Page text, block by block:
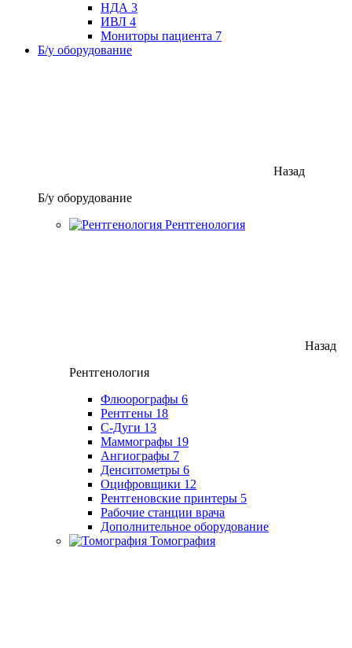
НДА 3
ИВЛ 4
Мониторы пациента 7
Б/у оборудование
Назад
Б/у оборудование
Рентгенология
Назад
Рентгенология
Флюорографы 6
Рентгены 18
С-Дуги 13
Маммографы 19
Ангиографы 7
Денситометры 6
Оцифровщики 12
Рентгеновские принтеры 5
Рабочие станции врача
Дополнительное оборудование
Томография